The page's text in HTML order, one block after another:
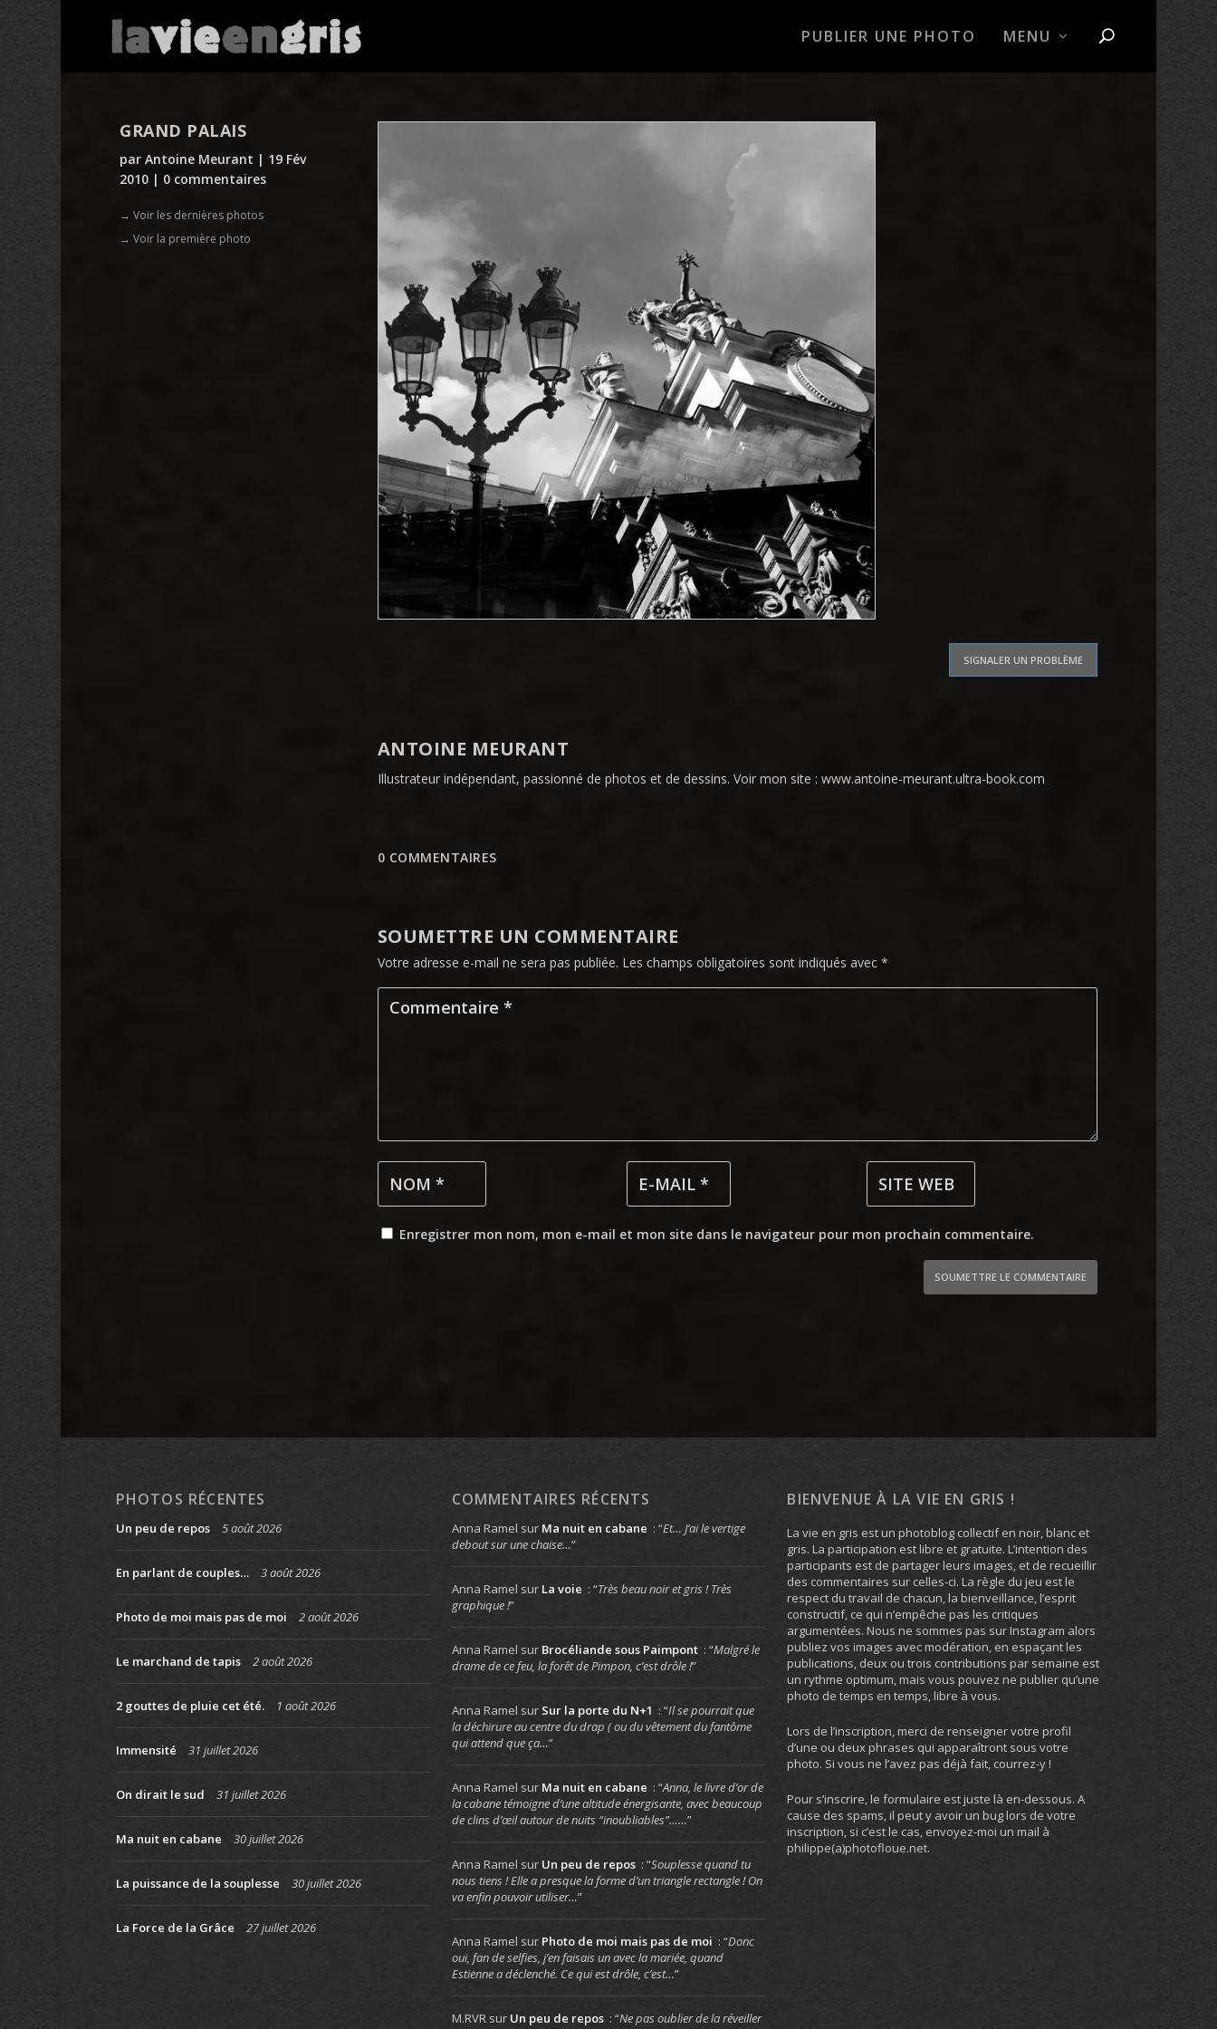
PUBLIER UNE PHOTO MENU
GRAND PALAIS
par Antoine Meurant | 19 Fév
2010 | 0 commentaires
→ Voir les dernières photos
→ Voir la première photo
SIGNALER UN PROBLÈME
ANTOINE MEURANT
Illustrateur indépendant, passionné de photos et de dessins. Voir mon site : www.antoine-meurant.ultra-book.com
0 COMMENTAIRES
SOUMETTRE UN COMMENTAIRE
Votre adresse e-mail ne sera pas publiée. Les champs obligatoires sont indiqués avec *
Enregistrer mon nom, mon e-mail et mon site dans le navigateur pour mon prochain commentaire.
SOUMETTRE LE COMMENTAIRE
PHOTOS RÉCENTES
Un peu de repos 5 août 2026
En parlant de couples… 3 août 2026
Photo de moi mais pas de moi 2 août 2026
Le marchand de tapis 2 août 2026
2 gouttes de pluie cet été. 1 août 2026
Immensité 31 juillet 2026
On dirait le sud 31 juillet 2026
Ma nuit en cabane 30 juillet 2026
La puissance de la souplesse 30 juillet 2026
La Force de la Grâce 27 juillet 2026
COMMENTAIRES RÉCENTS
Anna Ramel sur Ma nuit en cabane : “Et… J’ai le vertige
debout sur une chaise…”
Anna Ramel sur La voie : “Très beau noir et gris ! Très
graphique !”
Anna Ramel sur Brocéliande sous Paimpont : “Malgré le
drame de ce feu, la forêt de Pimpon, c’est drôle !”
Anna Ramel sur Sur la porte du N+1 : “Il se pourrait que
la déchirure au centre du drap ( ou du vêtement du fantôme
qui attend que ça…”
Anna Ramel sur Ma nuit en cabane : “Anna, le livre d’or de
la cabane témoigne d’une altitude énergisante, avec beaucoup
de clins d’œil autour de nuits “inoubliables”……”
Anna Ramel sur Un peu de repos : “Souplesse quand tu
nous tiens ! Elle a presque la forme d’un triangle rectangle ! On
va enfin pouvoir utiliser…”
Anna Ramel sur Photo de moi mais pas de moi : “Donc
oui, fan de selfies, j’en faisais un avec la mariée, quand
Estienne a déclenché. Ce qui est drôle, c’est…”
M.RVRsur Un peu de repos : “Ne pas oublier de la réveiller
BIENVENUE À LA VIE EN GRIS !
La vie en gris est un photoblog collectif en noir, blanc et
gris. La participation est libre et gratuite. L’intention des
participants est de partager leurs images, et de recueillir
des commentaires sur celles-ci. La règle du jeu est le
respect du travail de chacun, la bienveillance, l’esprit
constructif, ce qui n’empêche pas les critiques
argumentées. Nous ne sommes pas sur Instagram alors
publiez vos images avec modération, en espaçant les
publications, deux ou trois contributions par semaine est
un rythme optimum, mais vous pouvez ne publier qu’une
photo de temps en temps, libre à vous.
Lors de l’inscription, merci de renseigner votre profil
d’une ou deux phrases qui apparaîtront sous votre
photo. Si vous ne l’avez pas déjà fait, courrez-y !
Pour s’inscrire, le formulaire est juste là en-dessous. A
cause des spams, il peut y avoir un bug lors de votre
inscription, si c’est le cas, envoyez-moi un mail à
philippe(a)photofloue.net.